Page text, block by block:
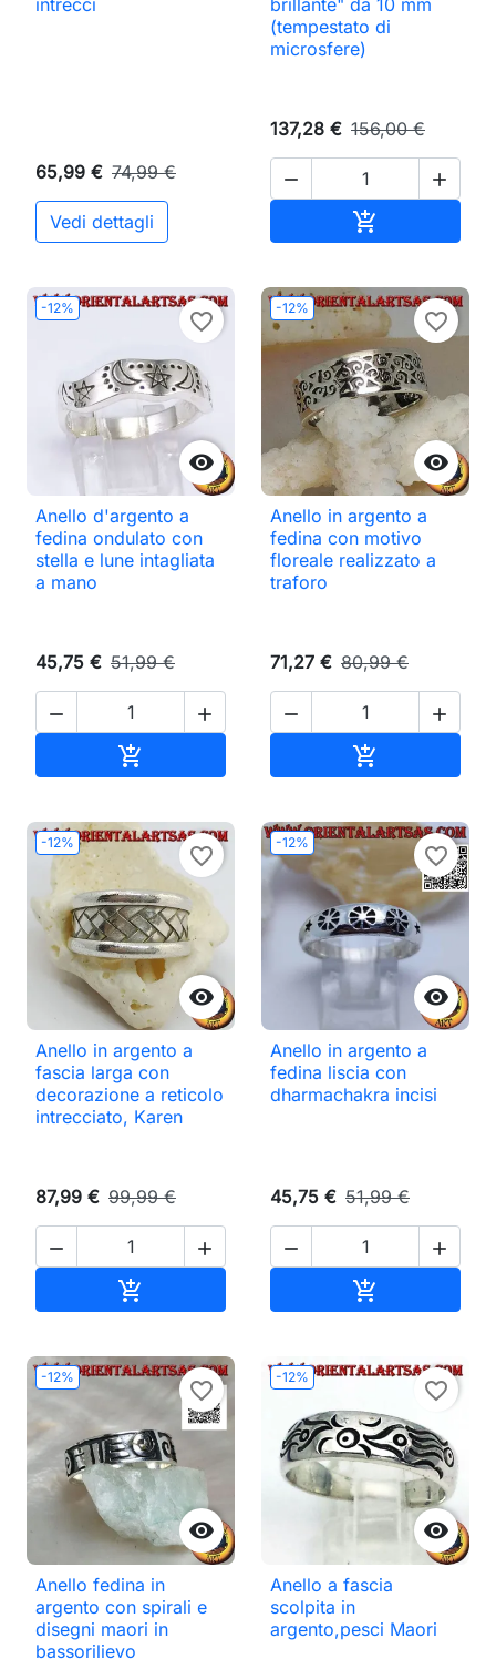
65,99 € 74,99 €
Vedi dettagli
(tempestato di
microsfere)
137,28 € 156,00 €
 

-12%

favorite_border
Anello d'argento a
fedina ondulato con
stella e lune intagliata
a mano
45,75 € 51,99 €
 

-12%

favorite_border
Anello in argento a
fedina con motivo
floreale realizzato a
traforo
71,27 € 80,99 €
 

-12%

favorite_border
Anello in argento a
fascia larga con
decorazione a reticolo
intrecciato, Karen
87,99 € 99,99 €
 

-12%

favorite_border
Anello in argento a
fedina liscia con
dharmachakra incisi
45,75 € 51,99 €
 

-12%

favorite_border
Anello fedina in
argento con spirali e
disegni maori in
bassorilievo
-12%

favorite_border
Anello a fascia
scolpita in
argento,pesci Maori